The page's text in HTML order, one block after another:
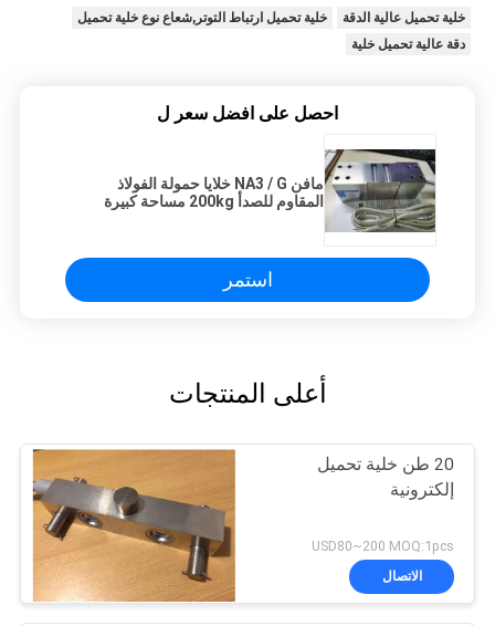
خلية تحميل عالية الدقة
خلية تحميل ارتباط التوتر,شعاع نوع خلية تحميل
دقة عالية تحميل خلية
احصل على افضل سعر ل
مافن NA3 / G خلايا حمولة الفولاذ
المقاوم للصدأ 200kg مساحة كبيرة
استمر
أعلى المنتجات
20 طن خلية تحميل
إلكترونية
USD80~200 MOQ:1pcs
الاتصال